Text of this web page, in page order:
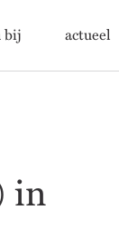
bij actueel
in